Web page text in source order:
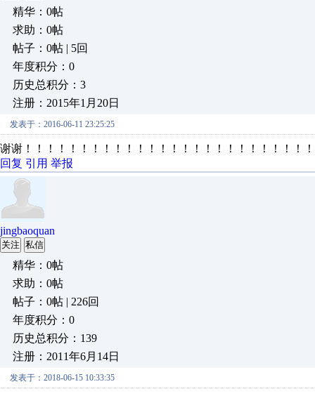
精华：0帖
求助：0帖
帖子：0帖 | 5回
年度积分：0
历史总积分：3
注册：2015年1月20日
发表于：2016-06-11 23:25:25
谢谢！！！！！！！！！！！！！！！！！！！！！！！！！！
回复 引用 举报
jingbaoquan
关注 私信
精华：0帖
求助：0帖
帖子：0帖 | 226回
年度积分：0
历史总积分：139
注册：2011年6月14日
发表于：2018-06-15 10:33:35